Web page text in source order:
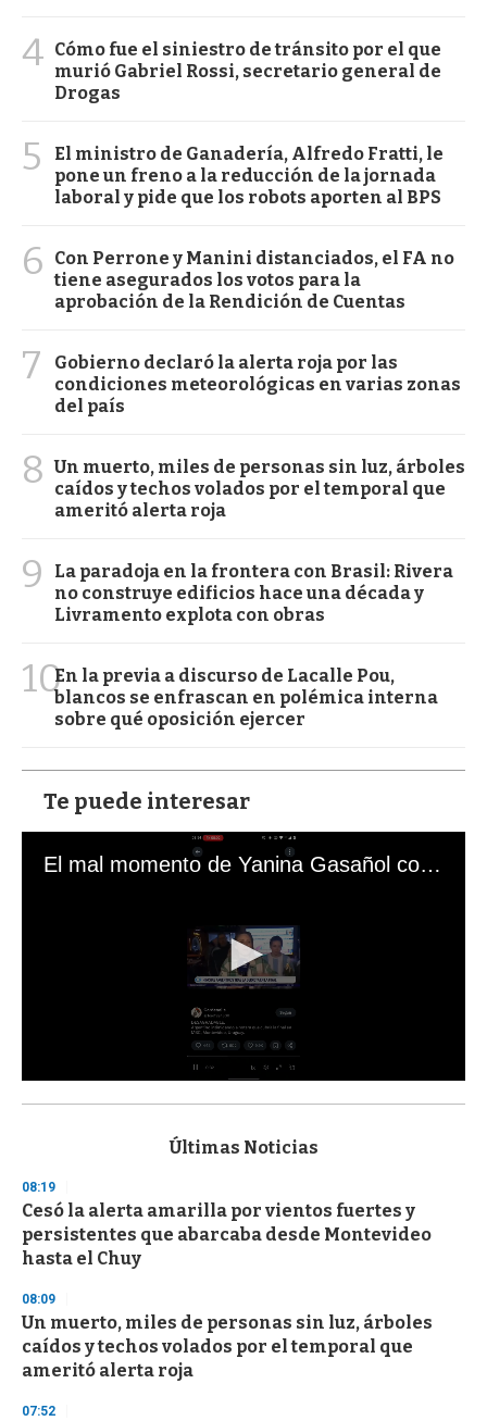
4 Cómo fue el siniestro de tránsito por el que
murió Gabriel Rossi, secretario general de
Drogas
5
El ministro de Ganadería, Alfredo Fratti, le
pone un freno a la reducción de la jornada
laboral y pide que los robots aporten al BPS
6
Con Perrone y Manini distanciados, el FA no
tiene asegurados los votos para la
aprobación de la Rendición de Cuentas
7
Gobierno declaró la alerta roja por las
condiciones meteorológicas en varias zonas
del país
8 Un muerto, miles de personas sin luz, árboles
caídos y techos volados por el temporal que
ameritó alerta roja
9
La paradoja en la frontera con Brasil: Rivera
no construye edificios hace una década y
Livramento explota con obras
10En la previa a discurso de Lacalle Pou,
blancos se enfrascan en polémica interna
sobre qué oposición ejercer
Te puede interesar
El mal momento de Yanina Gasañol con un hincha argentino en "Subrayado"
s
d
s
o
f
3
s
e
c
o
n
Últimas Noticias
08:19
Cesó la alerta amarilla por vientos fuertes y
persistentes que abarcaba desde Montevideo
hasta el Chuy
08:09
Un muerto, miles de personas sin luz, árboles
caídos y techos volados por el temporal que
ameritó alerta roja
07:52